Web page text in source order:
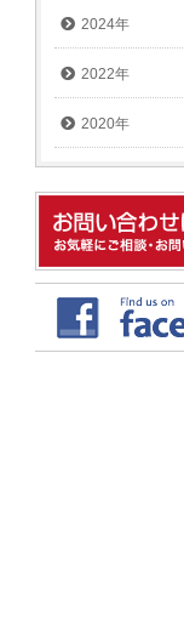
2024年
2022年
2020年